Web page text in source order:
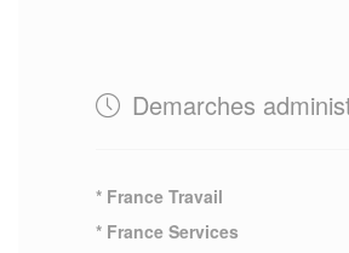
Demarches
* France Travail
* France Services